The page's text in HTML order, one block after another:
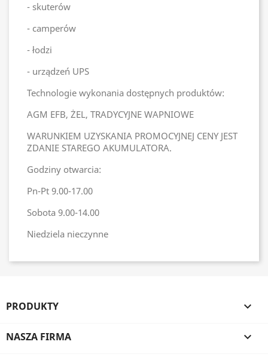
- skuterów
- camperów
- łodzi
- urządzeń UPS
Technologie wykonania dostępnych produktów:
AGM EFB, ŻEL, TRADYCYJNE WAPNIOWE
WARUNKIEM UZYSKANIA PROMOCYJNEJ CENY JEST
ZDANIE STAREGO AKUMULATORA.
Godziny otwarcia:
Pn-Pt 9.00-17.00
Sobota 9.00-14.00
Niedziela nieczynne
PRODUKTY 
NASZA FIRMA 